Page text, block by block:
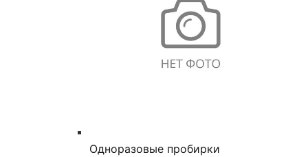
Одноразовые пробирки